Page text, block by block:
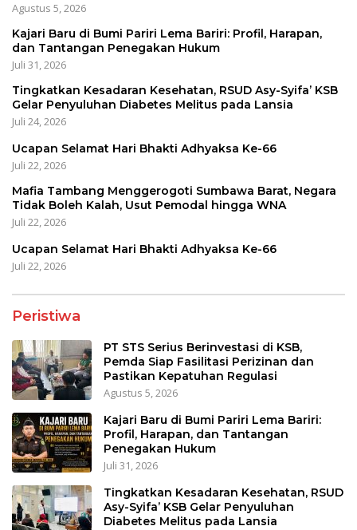
Agustus 5, 2026
Kajari Baru di Bumi Pariri Lema Bariri: Profil, Harapan,
dan Tantangan Penegakan Hukum
Juli 31, 2026
Tingkatkan Kesadaran Kesehatan, RSUD Asy-Syifa’ KSB
Gelar Penyuluhan Diabetes Melitus pada Lansia
Juli 24, 2026
Ucapan Selamat Hari Bhakti Adhyaksa Ke-66
Juli 22, 2026
Mafia Tambang Menggerogoti Sumbawa Barat, Negara
Tidak Boleh Kalah, Usut Pemodal hingga WNA
Juli 22, 2026
Ucapan Selamat Hari Bhakti Adhyaksa Ke-66
Juli 22, 2026
Peristiwa
PT STS Serius Berinvestasi di KSB,
Pemda Siap Fasilitasi Perizinan dan
Pastikan Kepatuhan Regulasi
Agustus 5, 2026
Kajari Baru di Bumi Pariri Lema Bariri:
Profil, Harapan, dan Tantangan
Penegakan Hukum
Juli 31, 2026
Tingkatkan Kesadaran Kesehatan, RSUD
Asy-Syifa’ KSB Gelar Penyuluhan
Diabetes Melitus pada Lansia